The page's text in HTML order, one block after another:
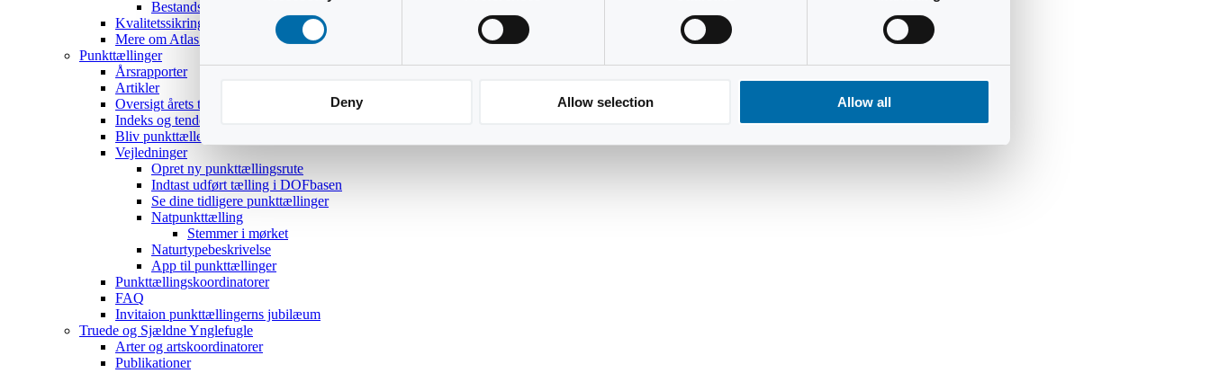
Deny Allow selection Allow all
Bestandsoptællinger af 18 udvalgte arter
Kvalitetssikring
Mere om Atlas III
Punkttællinger
Årsrapporter
Artikler
Oversigt årets temaer
Indeks og tendenser
Bliv punkttæller
Vejledninger
Opret ny punkttællingsrute
Indtast udført tælling i DOFbasen
Se dine tidligere punkttællinger
Natpunkttælling
Stemmer i mørket
Naturtypebeskrivelse
App til punkttællinger
Punkttællingskoordinatorer
FAQ
Invitaion punkttællingerns jubilæum
Truede og Sjældne Ynglefugle
Arter og artskoordinatorer
Publikationer